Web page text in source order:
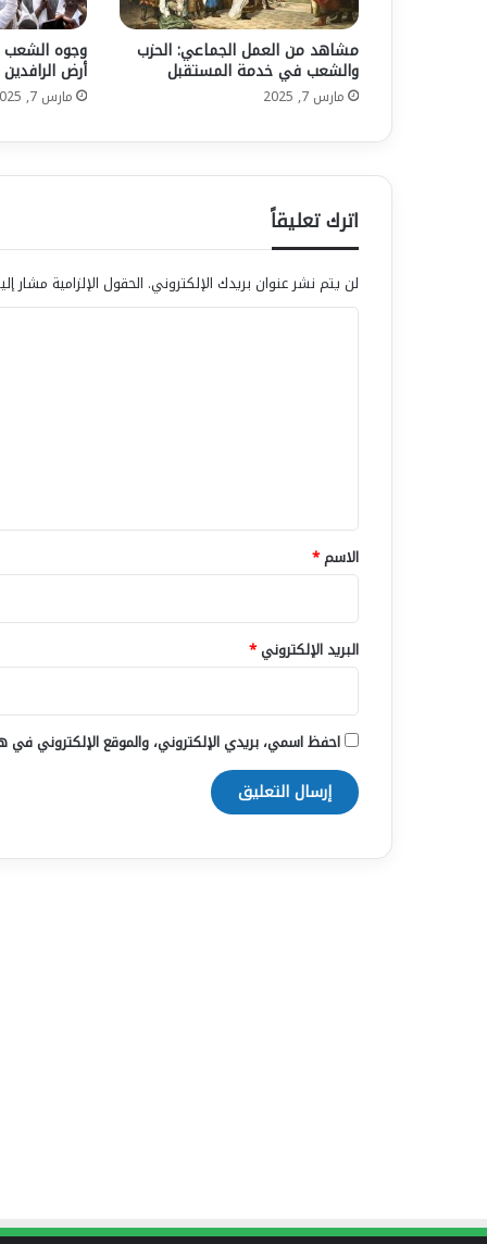
أ
ض
ا
ل
ا
ف
ي
ن
مشاهد من العمل الجماعي: الحزب
والشعب في خدمة المستقبل
مارس 7, 2025
وجوه
أرض الرافدين
مارس 7, 2025
اترك تعليقاً
لن يتم نشر عنوان بريدك الإلكتروني. الحقول الإلزامية مشار
*
الاسم*
البريد الإلكتروني*
احفظ اسمي، بريدي الإلكتروني، والموقع الإلكتروني